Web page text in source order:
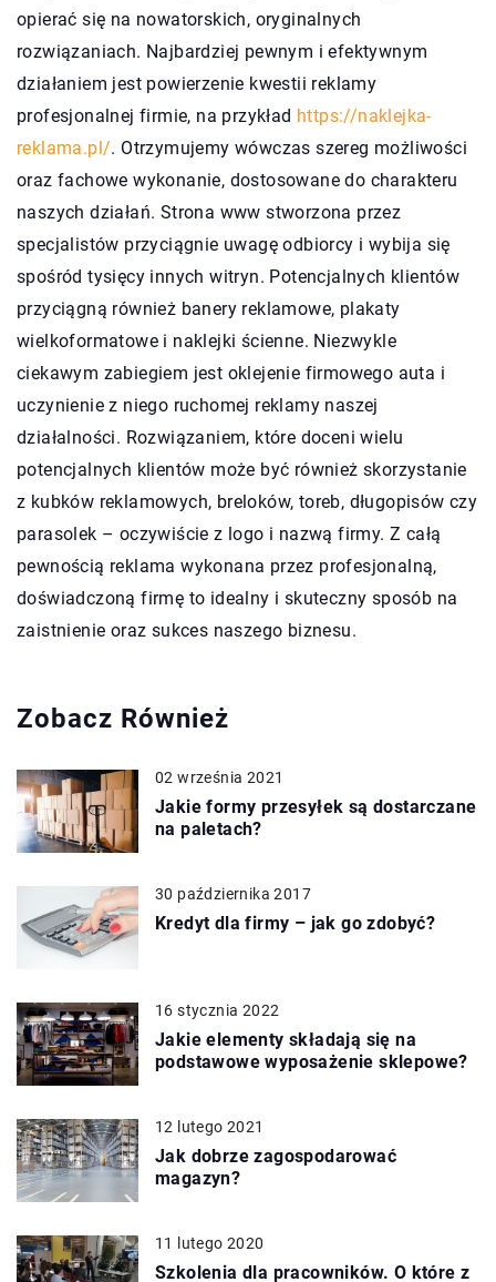
opierać się na nowatorskich, oryginalnych
rozwiązaniach. Najbardziej pewnym i efektywnym
działaniem jest powierzenie kwestii reklamy
profesjonalnej firmie, na przykład https://naklejka-
reklama.pl/. Otrzymujemy wówczas szereg możliwości
oraz fachowe wykonanie, dostosowane do charakteru
naszych działań. Strona www stworzona przez
specjalistów przyciągnie uwagę odbiorcy i wybija się
spośród tysięcy innych witryn. Potencjalnych klientów
przyciągną również banery reklamowe, plakaty
wielkoformatowe i naklejki ścienne. Niezwykle
ciekawym zabiegiem jest oklejenie firmowego auta i
uczynienie z niego ruchomej reklamy naszej
działalności. Rozwiązaniem, które doceni wielu
potencjalnych klientów może być również skorzystanie
z kubków reklamowych, breloków, toreb, długopisów czy
parasolek – oczywiście z logo i nazwą firmy. Z całą
pewnością reklama wykonana przez profesjonalną,
doświadczoną firmę to idealny i skuteczny sposób na
zaistnienie oraz sukces naszego biznesu.
Zobacz Również
02 września 2021
Jakie formy przesyłek są dostarczane
na paletach?
30 października 2017
Kredyt dla firmy – jak go zdobyć?
16 stycznia 2022
Jakie elementy składają się na
podstawowe wyposażenie sklepowe?
12 lutego 2021
Jak dobrze zagospodarować
magazyn?
11 lutego 2020
Szkolenia dla pracowników. O które z